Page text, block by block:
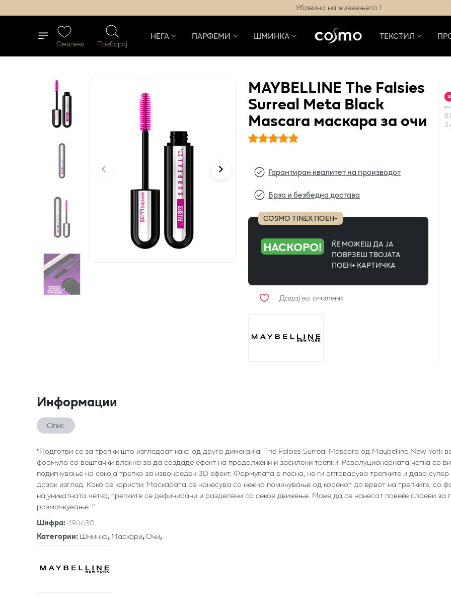
Убавина на живеењето !
Омилени Пребарај
НЕГА ПАРФЕМИ ШМИНКА ТЕКСТИЛ
MAYBELLINE The Falsies
Surreal Meta Black
Mascara маскара за очи
Гарантиран квалитет на производот
Брза и безбедна достава
COSMO TINEX ПОЕН+
НАСКОРО!
ЌЕ МОЖЕШ ДА ЈА
ПОВРЗЕШ ТВОЈАТА
ПОЕН+ КАРТИЧКА
Додај во омилени
Информации
Опис
"Подготви се за трепки што изгледаат како од друга димензија! The Falsies Surreal Mascara од Maybelline New York
формула со вештачки влакна за да создаде ефект на продолжени и засилени трепки. Револуционерната четка со
подигнување на секоја трепка за извонреден 3D ефект. Формулата е лесна, не ги оптоварува трепките и дава
дрзок изглед. Како се користи: Маскарата се нанесува со нежно поминување од коренот до врвот на трепките, со
на уникатната четка, трепките се дефинирани и разделени со секое движење. Може да се нанесат повеќе слоеви за
размачкување. "
Шифра:496630
Категории:Шминка,Маскари,Очи,